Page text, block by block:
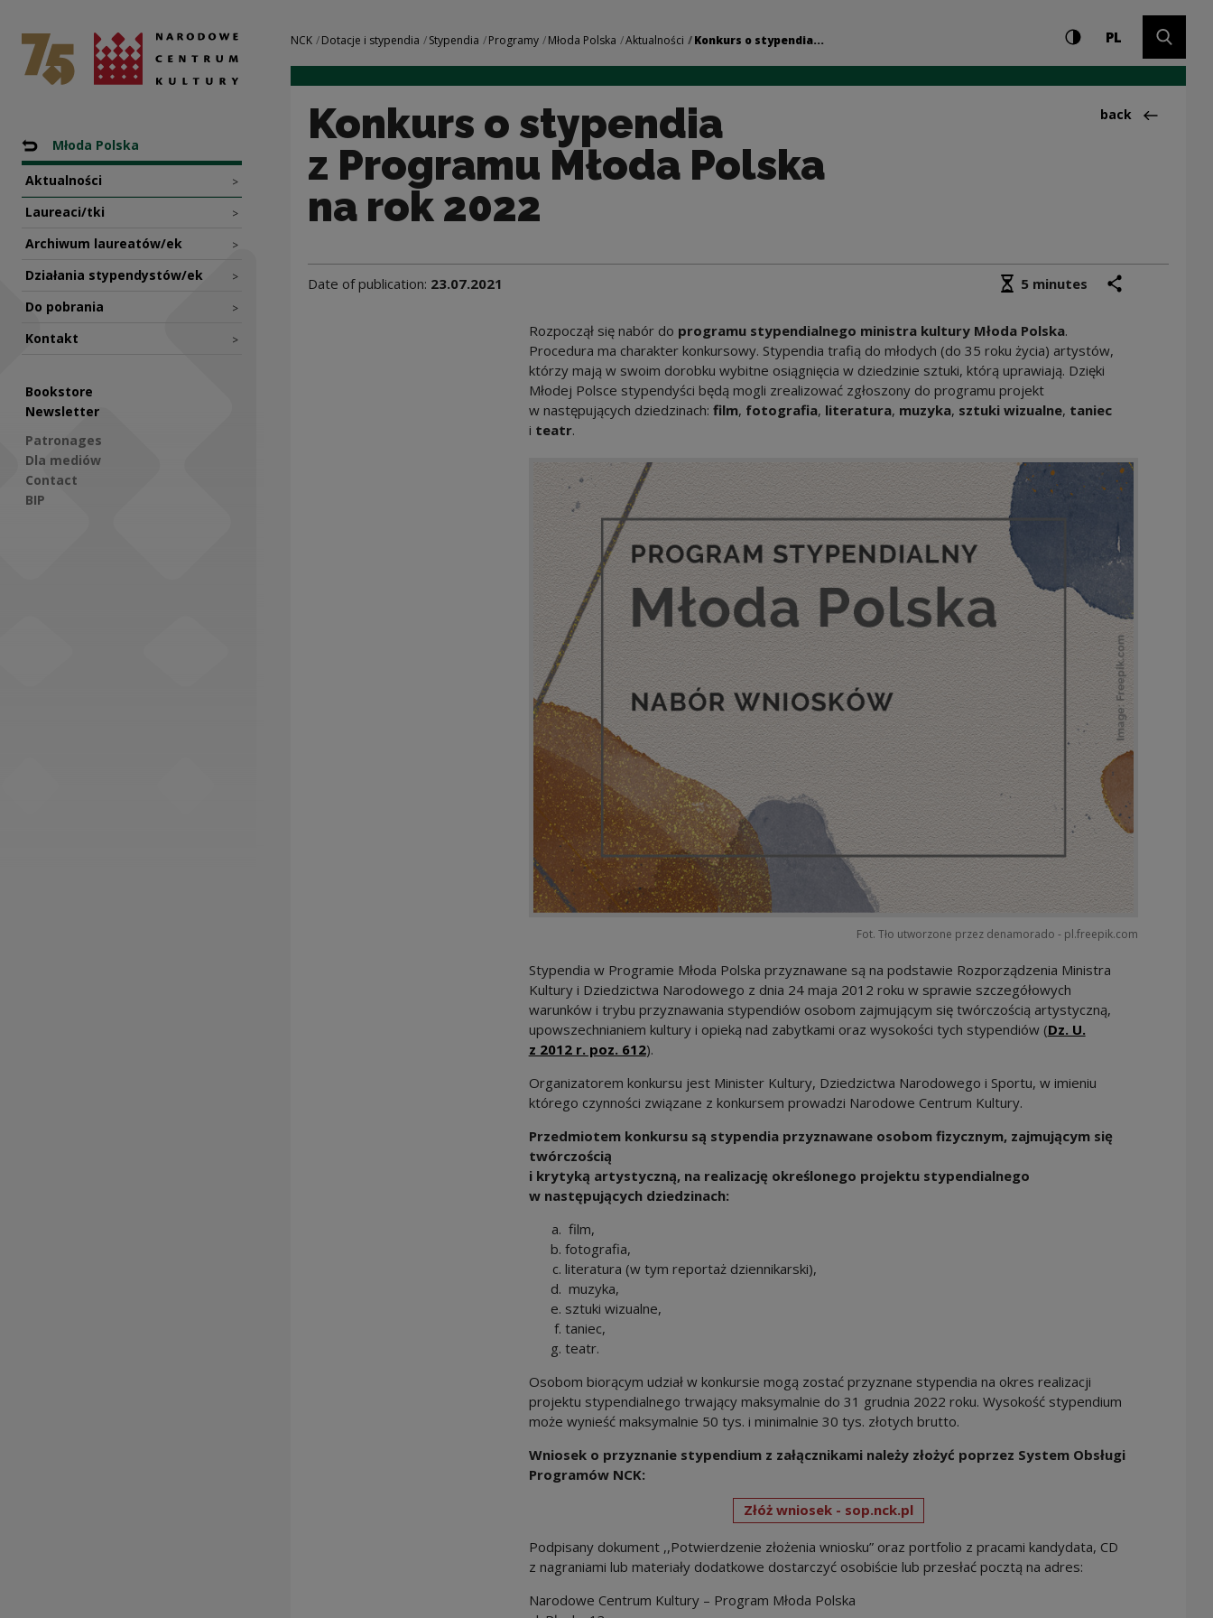
Konkurs o stypendia z Programu Młoda Polska na rok
National Centre for Culture Poland
Nawigacja
Back to: Programy
Młoda Polska
Aktualności >
Laureaci/tki >
Archiwum laureatów/ek >
Działania stypendystów/ek >
Do pobrania >
Kontakt >
Bookstore
Newsletter
Patronages
Dla mediów
Contact
BIP
Navigation
NCK Dotacje i stypendia Stypendia Programy Młoda Polska Aktualności Konkurs o stypendia... Settings and search
High contrast
PLCHANGE
Konkurs o stypendia
z Programu Młoda Polska
na rok 2022
Back
back
Date of publication: 23.07.2021 Średni czas czytania
5 minutes
Rozpoczął się nabór do programu stypendialnego ministra kultury Młoda Polska.
Procedura ma charakter konkursowy. Stypendia trafią do młodych (do 35 roku życia) artystów,
którzy mają w swoim dorobku wybitne osiągnięcia w dziedzinie sztuki, którą uprawiają. Dzięki
Młodej Polsce stypendyści będą mogli zrealizować zgłoszony do programu projekt
w następujących dziedzinach: film, fotografia, literatura, muzyka, sztuki wizualne, taniec
i teatr.
Fot. Tło utworzone przez denamorado - pl.freepik.com
Stypendia w Programie Młoda Polska przyznawane są na podstawie Rozporządzenia Ministra
Kultury i Dziedzictwa Narodowego z dnia 24 maja 2012 roku w sprawie szczegółowych
warunków i trybu przyznawania stypendiów osobom zajmującym się twórczością artystyczną,
upowszechnianiem kultury i opieką nad zabytkami oraz wysokości tych stypendiów (Dz. U.
z 2012 r. poz. 612Note, the link will open in a new window
).
Organizatorem konkursu jest Minister Kultury, Dziedzictwa Narodowego i Sportu, w imieniu
którego czynności związane z konkursem prowadzi Narodowe Centrum Kultury.
Przedmiotem konkursu są stypendia przyznawane osobom fizycznym, zajmującym się
twórczością
i krytyką artystyczną, na realizację określonego projektu stypendialnego
w następujących dziedzinach:
film,
fotografia,
literatura (w tym reportaż dziennikarski),
muzyka,
sztuki wizualne,
taniec,
teatr.
Osobom biorącym udział w konkursie mogą zostać przyznane stypendia na okres realizacji
projektu stypendialnego trwający maksymalnie do 31 grudnia 2022 roku. Wysokość stypendium
może wynieść maksymalnie 50 tys. i minimalnie 30 tys. złotych brutto.
Wniosek o przyznanie stypendium z załącznikami należy złożyć poprzez System Obsługi
Programów NCK:
Złóż wniosek - sop.nck.plNote, the link will open in a new window
Podpisany dokument ,,Potwierdzenie złożenia wniosku” oraz portfolio z pracami kandydata, CD
z nagraniami lub materiały dodatkowe dostarczyć osobiście lub przesłać pocztą na adres:
Narodowe Centrum Kultury – Program Młoda Polska